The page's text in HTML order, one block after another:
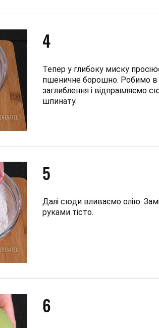
4
Тепер у глибоку миску
пшеничне борошно. Робимо
заглиблення і відправляємо
шпинату.
5
Далі сюди вливаємо олію.
руками тісто.
6